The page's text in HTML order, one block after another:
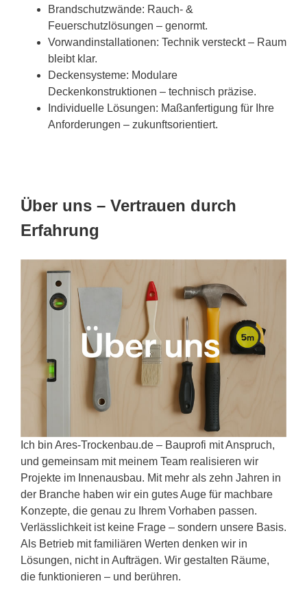
Brandschutzwände: Rauch- &
Feuerschutzlösungen – genormt.
Vorwandinstallationen: Technik versteckt – Raum
bleibt klar.
Deckensysteme: Modulare
Deckenkonstruktionen – technisch präzise.
Individuelle Lösungen: Maßanfertigung für Ihre
Anforderungen – zukunftsorientiert.
Über uns – Vertrauen durch
Erfahrung
Ich bin Ares-Trockenbau.de – Bauprofi mit Anspruch,
und gemeinsam mit meinem Team realisieren wir
Projekte im Innenausbau. Mit mehr als zehn Jahren in
der Branche haben wir ein gutes Auge für machbare
Konzepte, die genau zu Ihrem Vorhaben passen.
Verlässlichkeit ist keine Frage – sondern unsere Basis.
Als Betrieb mit familiären Werten denken wir in
Lösungen, nicht in Aufträgen. Wir gestalten Räume,
die funktionieren – und berühren.